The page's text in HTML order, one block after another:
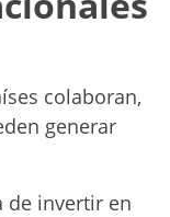
colaboran,
generar
de invertir en